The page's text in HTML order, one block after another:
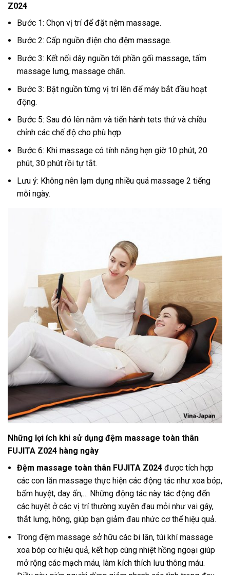
Z024
Bước 1: Chọn vị trí để đặt nệm massage.
Bước 2: Cấp nguồn điện cho đệm massage.
Bước 3: Kết nối dây nguồn tới phần gối massage, tấm
massage lưng, massage chân.
Bước 3: Bật nguồn từng vị trí lên để máy bắt đầu hoạt
động.
Bước 5: Sau đó lên nằm và tiến hành tets thử và chiều
chỉnh các chế độ cho phù hợp.
Bước 6: Khi massage có tính năng hẹn giờ 10 phút, 20
phút, 30 phút rồi tự tắt.
Lưu ý: Không nên lạm dụng nhiều quá massage 2 tiếng
mỗi ngày.
Những lợi ích khi sử dụng đệm massage toàn thân
FUJITA Z024 hàng ngày
Đệm massage toàn thân FUJITA Z024 được tích hợp
các con lăn massage thực hiện các động tác như xoa bóp,
bấm huyệt, day ấn,… Những động tác này tác động đến
các huyệt ở các vị trí thường xuyên đau mỏi như vai gáy,
thắt lưng, hông, giúp bạn giảm đau nhức cơ thể hiệu quả.
Trong đệm massage sở hữu các bi lăn, túi khí massage
xoa bóp cơ hiệu quả, kết hợp cùng nhiệt hồng ngoại giúp
mở rộng các mạch máu, làm kích thích lưu thông máu.